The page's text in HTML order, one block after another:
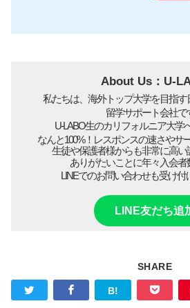
About Us：U-
私たちは、海外トップ大学を目指
留学サポート会社で
U-LABO生のカリフォルニア大学
なんと100%！レスポンスの速さやサ
生徒や保護者様からも非常に高い
ありがたいことに年々入会者
LINEでのお問い合わせも受け付
LINE友だち追
SHARE